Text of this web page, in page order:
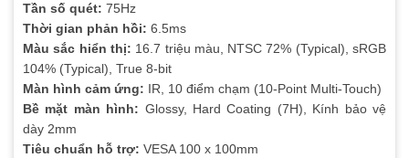
Tần số quét: 75Hz
Thời gian phản hồi: 6.5ms
Màu sắc hiển thị: 16.7 triệu màu, NTSC 72% (Typical), sRGB
104% (Typical), True 8-bit
Màn hình cảm ứng: IR, 10 điểm chạm (10-Point Multi-Touch)
Bề mặt màn hình: Glossy, Hard Coating (7H), Kính bảo vệ
dày 2mm
Tiêu chuẩn hỗ trợ: VESA 100 x 100mm